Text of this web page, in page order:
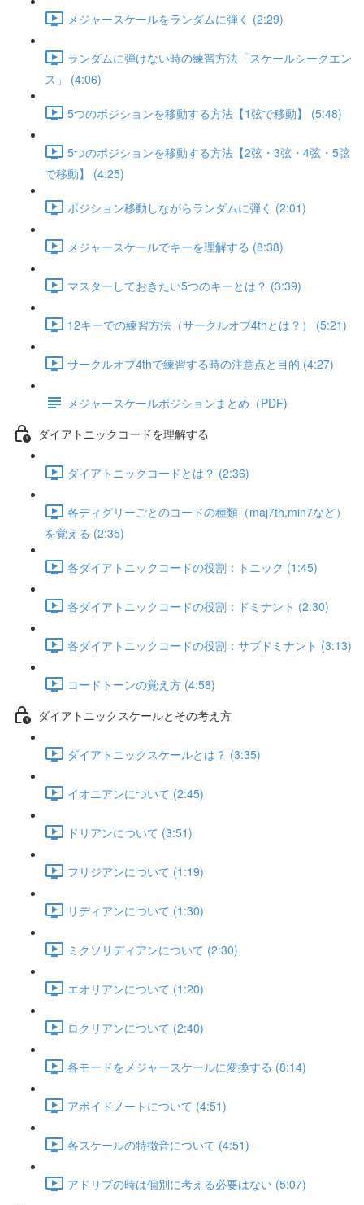
メジャースケールをランダムに弾く (2:29)
ランダムに弾けない時の練習方法「スケールシークエン
ス」 (4:06)
5つのポジションを移動する方法【1弦で移動】 (5:48)
5つのポジションを移動する方法【2弦・3弦・4弦・5弦
で移動】 (4:25)
ポジション移動しながらランダムに弾く (2:01)
メジャースケールでキーを理解する (8:38)
マスターしておきたい5つのキーとは？ (3:39)
12キーでの練習方法（サークルオブ4thとは？） (5:21)
サークルオブ4thで練習する時の注意点と目的 (4:27)
メジャースケールポジションまとめ（PDF)
ダイアトニックコードを理解する
ダイアトニックコードとは？ (2:36)
各ディグリーごとのコードの種類（maj7th,min7など）
を覚える (2:35)
各ダイアトニックコードの役割：トニック (1:45)
各ダイアトニックコードの役割：ドミナント (2:30)
各ダイアトニックコードの役割：サブドミナント (3:13)
コードトーンの覚え方 (4:58)
ダイアトニックスケールとその考え方
ダイアトニックスケールとは？ (3:35)
イオニアンについて (2:45)
ドリアンについて (3:51)
フリジアンについて (1:19)
リディアンについて (1:30)
ミクソリディアンについて (2:30)
エオリアンについて (1:20)
ロクリアンについて (2:40)
各モードをメジャースケールに変換する (8:14)
アボイドノートについて (4:51)
各スケールの特徴音について (4:51)
アドリブの時は個別に考える必要はない (5:07)